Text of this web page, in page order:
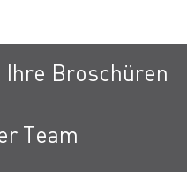
Ihre Broschüren
Team